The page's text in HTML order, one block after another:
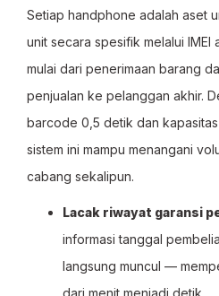
Setiap handphone adalah aset
unit secara spesifik melalui
mulai dari penerimaan barang
penjualan ke pelanggan akhir.
barcode 0,5 detik dan kapasitas
sistem ini mampu menangani
cabang sekalipun.
Lacak riwayat garansi
informasi tanggal
langsung muncul —
dari menit menjadi detik.